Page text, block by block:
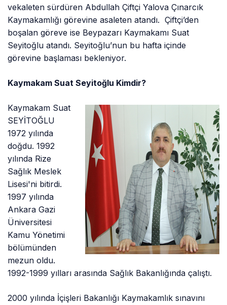
vekaleten sürdüren Abdullah Çiftçi Yalova Çınarcık
Kaymakamlığı görevine asaleten atandı. Çiftçi’den
boşalan göreve ise Beypazarı Kaymakamı Suat
Seyitoğlu atandı. Seyitoğlu’nun bu hafta içinde
görevine başlaması bekleniyor.
Kaymakam Suat Seyitoğlu Kimdir?
Kaymakam Suat
SEYİTOĞLU
1972 yılında
doğdu. 1992
yılında Rize
Sağlık Meslek
Lisesi'ni bitirdi.
1997 yılında
Ankara Gazi
Üniversitesi
Kamu Yönetimi
bölümünden
mezun oldu.
1992-1999 yılları arasında Sağlık Bakanlığında çalıştı.
2000 yılında İçişleri Bakanlığı Kaymakamlık sınavını